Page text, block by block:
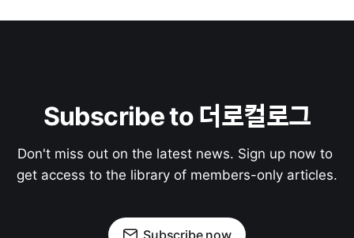
Subscribe to 더로컬로그
Don't miss out on the latest news. Sign up now to
get access to the library of members-only articles.